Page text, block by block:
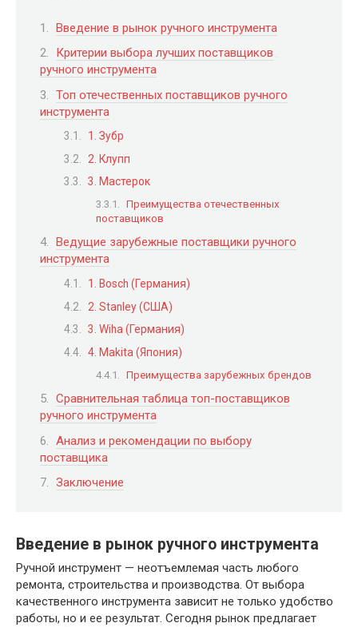
Введение в рынок ручного инструмента
Критерии выбора лучших поставщиков
ручного инструмента
Топ отечественных поставщиков ручного
инструмента
1. Зубр
2. Клупп
3. Мастерок
Преимущества отечественных
поставщиков
Ведущие зарубежные поставщики ручного
инструмента
1. Bosch (Германия)
2. Stanley (США)
3. Wiha (Германия)
4. Makita (Япония)
Преимущества зарубежных брендов
Сравнительная таблица топ-поставщиков
ручного инструмента
Анализ и рекомендации по выбору
поставщика
Заключение
Введение в рынок ручного инструмента
Ручной инструмент — неотъемлемая часть любого
ремонта, строительства и производства. От выбора
качественного инструмента зависит не только удобство
работы, но и ее результат. Сегодня рынок предлагает